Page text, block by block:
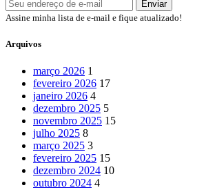
Assine minha lista de e-mail e fique atualizado!
Arquivos
março 2026 1
fevereiro 2026 17
janeiro 2026 4
dezembro 2025 5
novembro 2025 15
julho 2025 8
março 2025 3
fevereiro 2025 15
dezembro 2024 10
outubro 2024 4